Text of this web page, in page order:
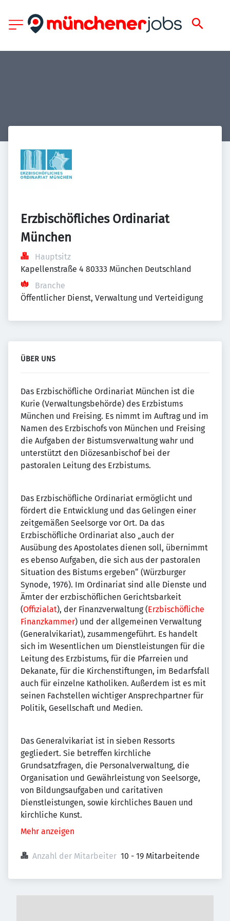
Erzbischöfliches Ordinariat
München
Hauptsitz
Kapellenstraße 4 80333 München Deutschland
Branche
Öffentlicher Dienst, Verwaltung und Verteidigung
ÜBER UNS
Das Erzbischöfliche Ordinariat München ist die
Kurie (Verwaltungsbehörde) des Erzbistums
München und Freising. Es nimmt im Auftrag und im
Namen des Erzbischofs von München und Freising
die Aufgaben der Bistumsverwaltung wahr und
unterstützt den Diözesanbischof bei der
pastoralen Leitung des Erzbistums.
Das Erzbischöfliche Ordinariat ermöglicht und
fördert die Entwicklung und das Gelingen einer
zeitgemäßen Seelsorge vor Ort. Da das
Erzbischöfliche Ordinariat also „auch der
Ausübung des Apostolates dienen soll, übernimmt
es ebenso Aufgaben, die sich aus der pastoralen
Situation des Bistums ergeben“ (Würzburger
Synode, 1976). Im Ordinariat sind alle Dienste und
Ämter der erzbischöflichen Gerichtsbarkeit
(Offizialat), der Finanzverwaltung (Erzbischöfliche
Finanzkammer) und der allgemeinen Verwaltung
(Generalvikariat), zusammengeführt. Es handelt
sich im Wesentlichen um Dienstleistungen für die
Leitung des Erzbistums, für die Pfarreien und
Dekanate, für die Kirchenstiftungen, im Bedarfsfall
auch für einzelne Katholiken. Außerdem ist es mit
seinen Fachstellen wichtiger Ansprechpartner für
Politik, Gesellschaft und Medien.
Das Generalvikariat ist in sieben Ressorts
gegliedert. Sie betreffen kirchliche
Grundsatzfragen, die Personalverwaltung, die
Organisation und Gewährleistung von Seelsorge,
von Bildungsaufgaben und caritativen
Dienstleistungen, sowie kirchliches Bauen und
kirchliche Kunst.
Mehr anzeigen
Anzahl der Mitarbeiter 10 - 19 Mitarbeitende